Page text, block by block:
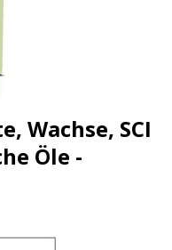
Wachse, SCI
Öle -